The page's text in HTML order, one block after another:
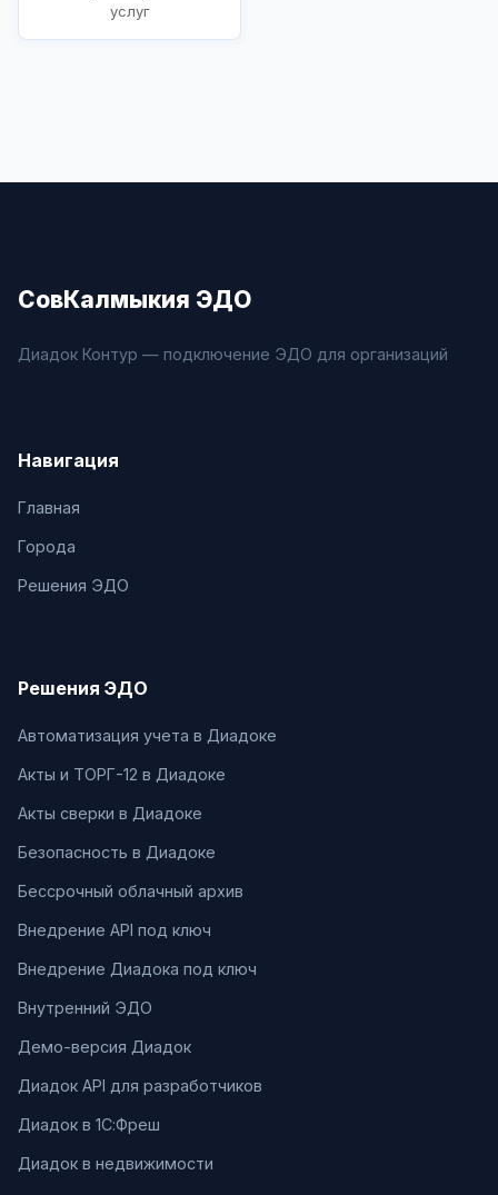
услуг
СовКалмыкия ЭДО
Диадок Контур — подключение ЭДО для организаций
Навигация
Главная
Города
Решения ЭДО
Решения ЭДО
Автоматизация учета в Диадоке
Акты и ТОРГ-12 в Диадоке
Акты сверки в Диадоке
Безопасность в Диадоке
Бессрочный облачный архив
Внедрение API под ключ
Внедрение Диадока под ключ
Внутренний ЭДО
Демо-версия Диадок
Диадок API для разработчиков
Диадок в 1С:Фреш
Диадок в недвижимости